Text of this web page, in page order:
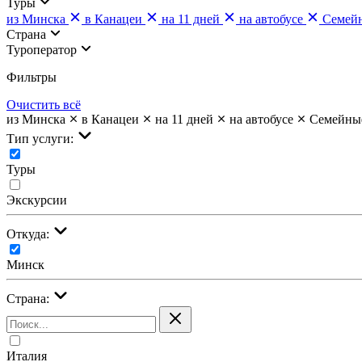
из Минска
в Канацеи на 11 дней на автобусе
Страна
Туроператор
Фильтры
Очистить всё
из Минска
в Канацеи на 11 дней на автобусе
Тип услуги:
Туры
Экскурсии
Откуда:
Минск
Страна:
Италия